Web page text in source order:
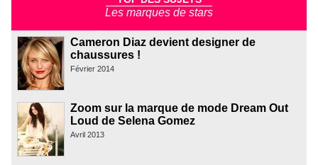
Les marques de stars
Cameron Diaz devient designer de
chaussures !
Février 2014
Zoom sur la marque de mode Dream Out
Loud de Selena Gomez
Avril 2013